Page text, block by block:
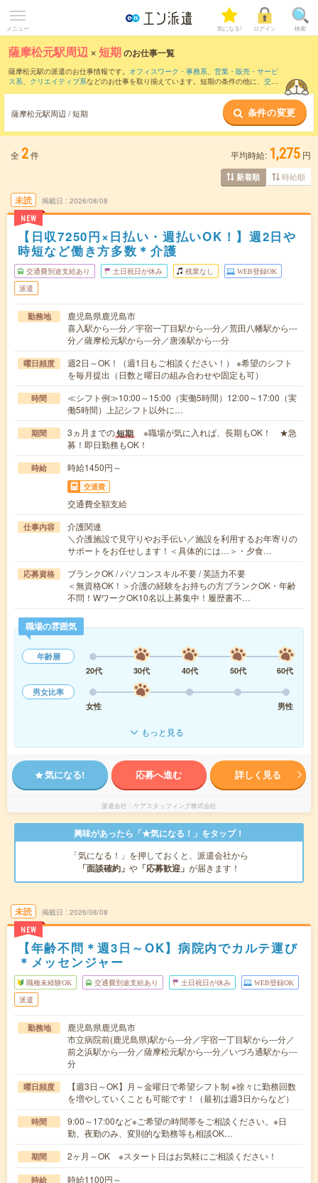
メニュー 気になる! ログイン 検索
薩摩松元駅周辺 ×短期のお仕事一覧
薩摩松元駅の派遣のお仕事情報です。 オフィスワーク・事務系、 営業・販売・サービ
ス系、 クリエイティブ系などのお仕事を取り揃えています。短期の条件の他に、 交通
薩摩松元駅周辺 / 短期 条件の変更
全 2件 平均時給: 1,275 円
新着順 時給順
未読
NEW
掲載日 2026/08/08
【日収7250円×日払い・週払いOK！】週2日や
時短など働き方多数＊介護
交通費別途支給あり 土日祝日が休み 残業なし WEB登録OK
派遣
勤務地
鹿児島県鹿児島市
喜入駅から---分／宇宿一丁目駅から---分／荒田八幡駅から---
分／薩摩松元駅から---分／唐湊駅から---分
曜日頻度
週2日～OK！（週1日もご相談ください！） ※希望のシフト
を毎月提出（日数と曜日の組み合わせや固定も可）
時間
≪シフト例≫10:00～15:00（実働5時間）12:00～17:00（実
働5時間）上記シフト以外に…
期間 3ヵ月までの短期
※職場が気に入れば、長期もOK！ ★急
募！即日勤務もOK！
時給 時給1450円～
交通費
交通費全額支給
仕事内容
介護関連
＼介護施設で見守りやお手伝い／施設を利用するお年寄りの
サポートをお任せします！＜具体的には…＞・夕食…
応募資格
ブランクOK / パソコンスキル不要 / 英語力不要
＜無資格OK！＞介護の経験をお持ちの方ブランクOK・年齢
不問！WワークOK10名以上募集中！履歴書不…
職場の雰囲気
年齢層
20代
30代 40代 50代
60代
男女比率
女性
男性
もっと見る
気になる! 応募へ進む 詳しく見る
派遣会社 ケアスタッフィング株式会社
興味があったら「★気になる！」をタップ！
「気になる！」を押しておくと、派遣会社から
「面談確約」 や 「応募歓迎」 が届きます！
未読
NEW
掲載日 2026/08/08
【年齢不問＊週3日～OK】病院内でカルテ運び
＊メッセンジャー
職種未経験OK 交通費別途支給あり 土日祝日が休み WEB登録OK
派遣
勤務地
鹿児島県鹿児島市
市立病院前(鹿児島県)駅から---分／宇宿一丁目駅から---分／
前之浜駅から---分／薩摩松元駅から---分／いづろ通駅から---
分
曜日頻度
【週3日～OK】月～金曜日で希望シフト制 ※徐々に勤務回数
を増やしていくことも可能です！（最初は週3日からなど）
時間
9:00～17:00など※ご希望の時間帯をご相談ください。※日
勤、夜勤のみ、変則的な勤務等も相談OK…
期間 2ヶ月～OK ※スタート日はお気軽にご相談ください！
時給 時給1100円～